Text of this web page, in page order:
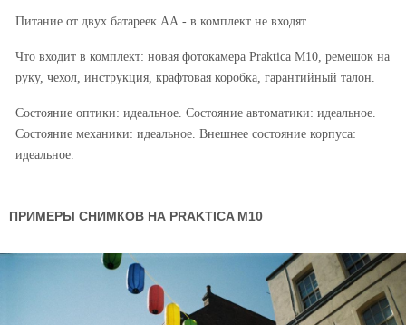
Питание от двух батареек АА - в комплект не входят.
Что входит в комплект: новая фотокамера Praktica M10, ремешок на
руку, чехол, инструкция, крафтовая коробка, гарантийный талон.
Состояние оптики: идеальное. Состояние автоматики: идеальное.
Состояние механики: идеальное. Внешнее состояние корпуса:
идеальное.
ПРИМЕРЫ СНИМКОВ НА PRAKTICA M10